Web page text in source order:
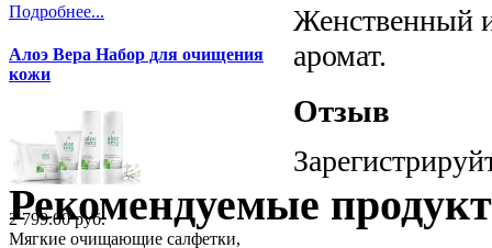
Женственный
аромат.
Отзыв
Подробнее...
Алоэ Вера Набор для очищения
кожи
2 799.00 руб.
Мягкие очищающие салфетки,
Рекомендуемые